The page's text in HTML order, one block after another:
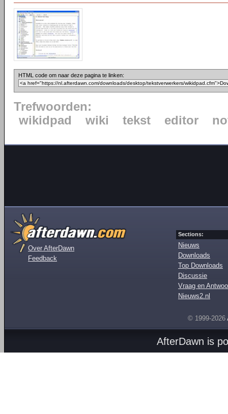
HTML code om naar deze pagina te linken:
Trefwoorden:
wikidpad
wiki tekst editor
Over AfterDawn
Feedback
Sections:
Nieuws
Downloads
Top Downloads
Discussie
Vraag en
Nieuws2.nl
© 1999-2026
AfterDawn is